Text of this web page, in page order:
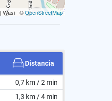
| Wasi - ©OpenStreetMap
Distancia
0,7 km / 2 min
1,3 km / 4 min